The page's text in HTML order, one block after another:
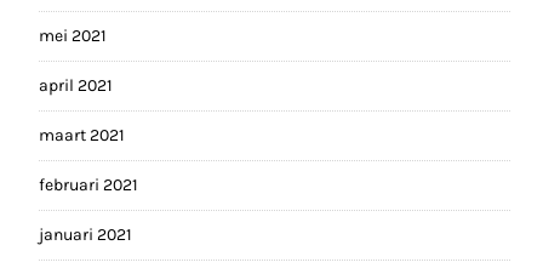
mei 2021
april 2021
maart 2021
februari 2021
januari 2021